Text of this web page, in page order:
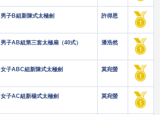
男子B組新陳式太極劍 許得恩
男子AB組第三套太極扇（40式） 潘浩然
女子ABC組新陳式太極劍 莫宛螢
女子AC組新楊式太極劍 莫宛螢